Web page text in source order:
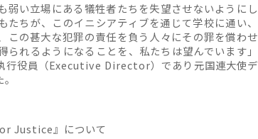
弱い立場にある犠牲者たちを失望させないようにし
ちが、このイニシアティブを通じて学校に通い、
この甚大な犯罪の責任を負う人々にその罪を償わせ
れるようになることを、私たちは望んでいます」
行役員（Executive Director）であり元国連大使デ
Justice』について